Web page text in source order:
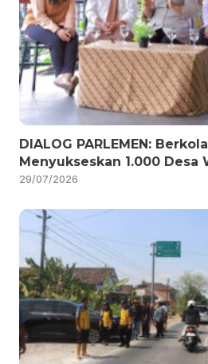
DIALOG PARLEMEN:
Menyukseskan 1.000 Desa
29/07/2026